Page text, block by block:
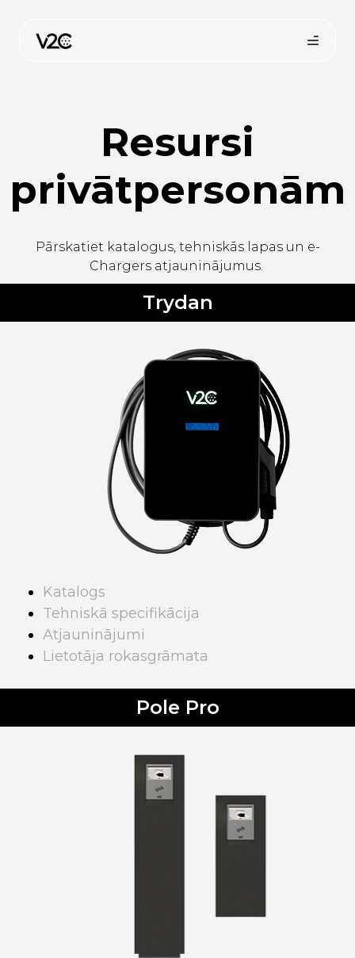
content
Resursi
privātpersonām
Pārskatiet katalogus, tehniskās lapas un e-
Chargers atjauninājumus.
Trydan
Katalogs
Tehniskā specifikācija
Atjauninājumi
Lietotāja rokasgrāmata
Pole Pro